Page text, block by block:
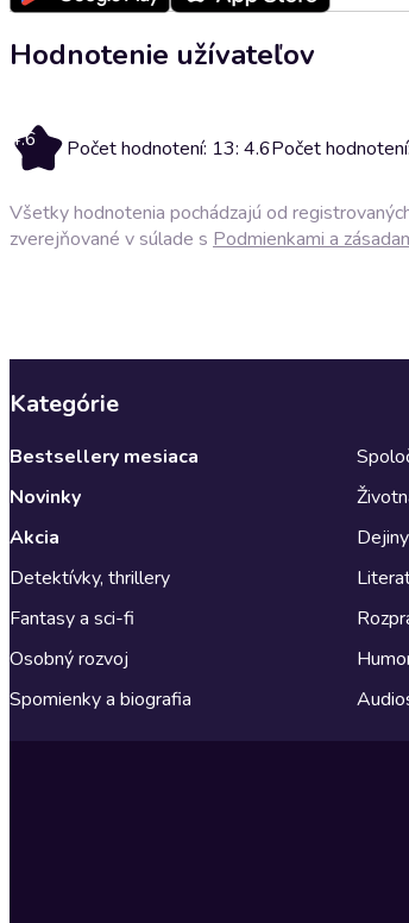
Hodnotenie užívateľov
4.6 Počet hodnotení: 13: 4.6Počet
Všetky hodnotenia pochádzajú od
zverejňované v súlade s Podmienkami a
Kategórie
Bestsellery mesiaca
Novinky
Akcia
Detektívky, thrillery
Fantasy a sci-fi
Osobný rozvoj
Spomienky a biografia